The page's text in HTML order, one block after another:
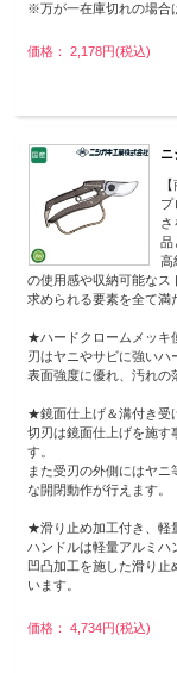
※万が一在庫切れの場合
価格： 2,178円(税込)
ニ
プ
さ
品
高
の使用感や収納可能なス
求められる要素を全て満
★ハードクロームメッキ
刃はヤニやサビに強いハ
表面強度に優れ、汚れの
★鏡面仕上げ＆溝付き受
切刃は鏡面仕上げを施す
す。
また受刃の外側にはヤ
な開閉動作が行えます。
★滑り止め加工付き、軽
ハンドルは軽量アルミハ
凹凸加工を施した滑り
います。
価格： 4,734円(税込)